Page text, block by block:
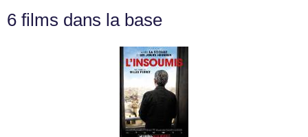
6 films dans la base